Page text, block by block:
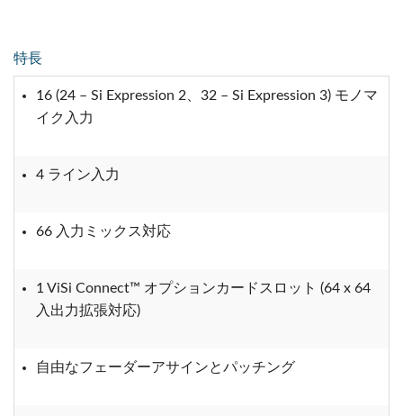
特長
16 (24 – Si Expression 2、32 – Si Expression 3) モノマ
イク入力
4 ライン入力
66 入力ミックス対応
1 ViSi Connect™ オプションカードスロット (64 x 64
入出力拡張対応)
自由なフェーダーアサインとパッチング